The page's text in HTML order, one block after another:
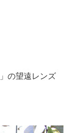
の望遠レンズ